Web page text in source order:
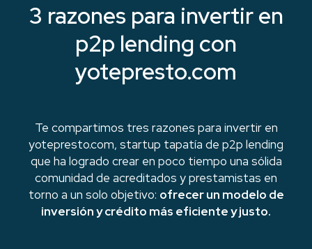
3 razones para invertir en
p2p lending con
yotepresto.com
Te compartimos tres razones para invertir en
yotepresto.com, startup tapatía de p2p lending
que ha logrado crear en poco tiempo una sólida
comunidad de acreditados y prestamistas en
torno a un solo objetivo: ofrecer un modelo de
inversión y crédito más eficiente y justo.